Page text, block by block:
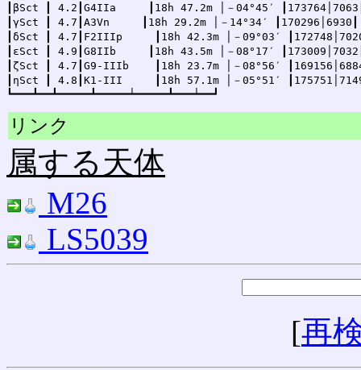
┃βSct ┃ 4.2┃G4IIa     ┃18h 47.2m │－04°45′
┃γSct ┃ 4.7┃A3Vn     ┃18h 29.2m │－14°34′ ┃170296│6930┃
┃δSct ┃ 4.7┃F2IIIp     ┃18h 42.3m │－09°03′
┃εSct ┃ 4.9┃G8IIb     ┃18h 43.5m │－08°17′
┃ζSct ┃ 4.7┃G9-IIIb    ┃18h 23.7m │－08°56′
┃ηSct ┃ 4.8┃K1-III     ┃18h 57.1m │－05°51′
リンク
属する天体
M26
LS5039
[再